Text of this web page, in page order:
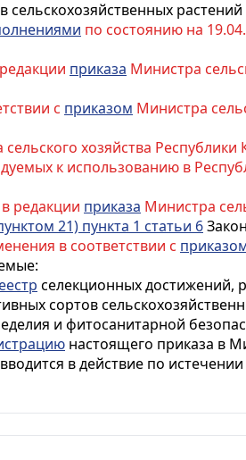
сельскохозяйственных растений
по состоянию на
приказа Министра
с приказом Министра
хозяйства
к использованию в
редакции приказа Министра
21) пункта 1 статьи 6
в соответствии с
селекционных достижений,
сортов
и фитосанитарной
настоящего приказа в
в действие по